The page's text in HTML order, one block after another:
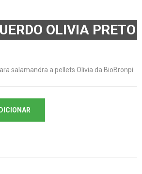
OLIVIA PRETO
salamandra a pellets Olivia da BioBronpi.